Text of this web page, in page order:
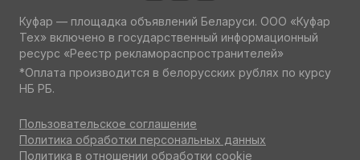
Куфар — площадка объявлений Беларуси. ООО «Куфар
Тех» включено в государственный информационный
ресурс «Реестр рекламораспространителей»
*Оплата производится в белорусских рублях по курсу
НБ РБ.
Пользовательское соглашение
Политика обработки персональных данных
Политика в отношении обработки cookie